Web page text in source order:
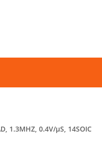
1.3MHZ, 0.4V/µS, 14SOIC